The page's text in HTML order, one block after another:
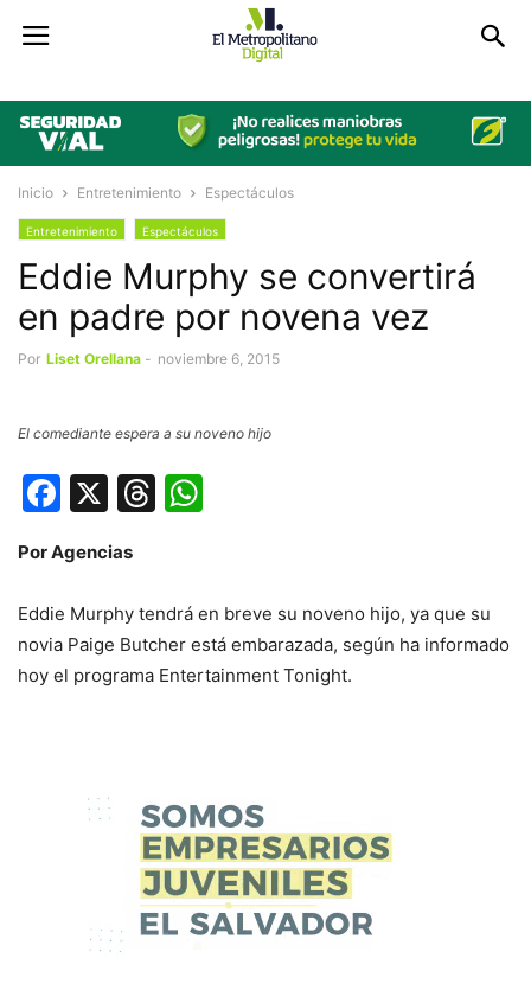
Inicio Entretenimiento Espectáculos
Entretenimiento Espectáculos
Eddie Murphy se convertirá
en padre por novena vez
Por Liset Orellana - noviembre 6, 2015
El comediante espera a su noveno hijo
Facebook
X Threads
Por Agencias
Eddie Murphy tendrá en breve su noveno hijo, ya que su
novia Paige Butcher está embarazada, según ha informado
hoy el programa Entertainment Tonight.